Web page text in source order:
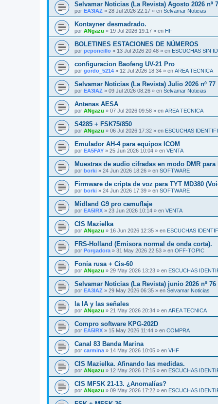
Selvamar Noticias (La Revista) Agosto 2026 nº
por EA3IAZ » 28 Jul 2026 22:17 » en Selvamar Noticias
Kontayner desmadrado.
por ANgazu » 19 Jul 2026 19:17 » en HF
BOLETINES ESTACIONES DE NÚMEROS
por peponcillo » 13 Jul 2026 20:48 » en ESCUCHAS SIN
configuracion Baofeng UV-21 Pro
por gordo_5214 » 12 Jul 2026 18:34 » en AREA TECNICA
Selvamar Noticias (La Revista) Julio 2026 nº 77
por EA3IAZ » 09 Jul 2026 08:26 » en Selvamar Noticias
Antenas AESA
por ANgazu » 07 Jul 2026 09:58 » en AREA TECNICA
S4285 + FSK75/850
por ANgazu » 06 Jul 2026 17:32 » en ESCUCHAS
Emulador AH-4 para equipos ICOM
por EA5FAY » 25 Jun 2026 10:04 » en VENTA
Muestras de audio cifradas en modo DMR para
por borki » 24 Jun 2026 18:26 » en SOFTWARE
Firmware de cripta de voz para TYT MD380
por borki » 24 Jun 2026 17:39 » en SOFTWARE
Midland G9 pro camuflaje
por EA5IRX » 23 Jun 2026 10:14 » en VENTA
CIS Mazielka
por ANgazu » 16 Jun 2026 12:35 » en ESCUCHAS
FRS-Holland (Emisora normal de onda corta).
por Porgadora » 31 May 2026 22:53 » en OFF-TOPIC
Fonía rusa + Cis-60
por ANgazu » 29 May 2026 13:23 » en ESCUCHAS
Selvamar Noticias (La Revista) junio 2026 nº 76
por EA3IAZ » 29 May 2026 06:35 » en Selvamar Noticias
la IA y las señales
por ANgazu » 21 May 2026 20:34 » en AREA TECNICA
Compro software KPG-202D
por EA5IRX » 15 May 2026 11:44 » en COMPRA
Canal 83 Banda Marina
por carmina » 14 May 2026 10:05 » en VHF
CIS Mazielka. Afinando las medidas.
por ANgazu » 12 May 2026 17:15 » en ESCUCHAS
CIS MFSK 21-13. ¿Anomalías?
por ANgazu » 09 May 2026 17:22 » en ESCUCHAS